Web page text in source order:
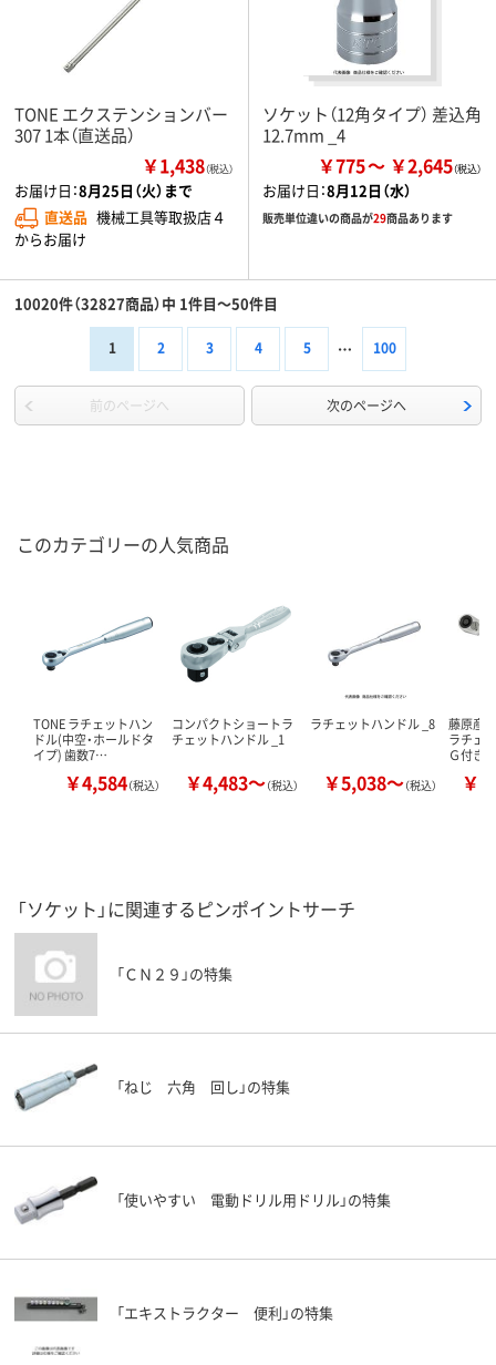
TONE エクステンションバー
307 1本（直送品）
￥1,438（税込）
お届け日：8月25日（火）まで
直送品 機械工具等取扱店４
からお届け
ソケット（12角タイプ） 差込角
12.7mm _4
￥775 ￥2,645
お届け日：8月12日（水）
販売単位違いの商品が29商品あります
10020件（32827商品）中 1件目～50件目
1 2 3 4 5 100
前のページへ 次のページへ
このカテゴリーの人気商品
TONE ラチェットハン
ドル(中空・ホールドタ
イプ) 歯数7…
￥4,584（税込）
コンパクトショートラ
チェットハンドル _1
￥4,483～（税込）
ラチェットハンドル _8
￥5,038～（税込）
藤原
ラチェ
Ｇ付き
￥
「ソケット」に関連するピンポイントサーチ
「ＣＮ２９」の特集
「ねじ 六角 回し」の特集
「使いやすい 電動ドリル用ドリル」の特集
「エキストラクター 便利」の特集